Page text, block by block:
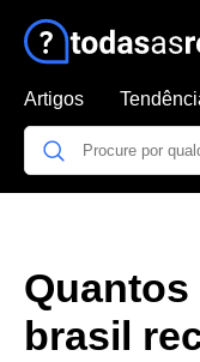
Artigos
brasil